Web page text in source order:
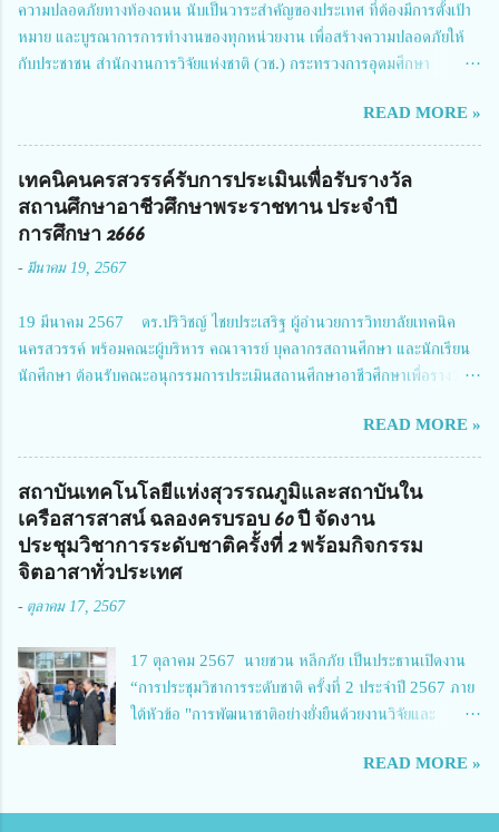
ความปลอดภัยทางท้องถนน นับเป็นวาระสำคัญของประเทศ ที่ต้องมีการตั้งเป้า
หมาย และบูรณาการการทำงานของทุกหน่วยงาน เพื่อสร้างความปลอดภัยให้
กับประชาชน สำนักงานการวิจัยแห่งชาติ (วช.) กระทรวงการอุดมศึกษา
สมาคมวิศวกรรมชีวการแพทย์ไทย จัดการประชุมเผยแพร่ผลการดำเนินงาน
โครงการการวิจัยเชิงปฏิบัติการโดยบูรณาการทุกภาคส่วน เพื่อลดอุบัติเหตุและ
การเสียชีวิตให้สอดคล้องกับเป้าหมายแผนแม่บทฉบับที่ 5 ในวันที่ 22 มีนาคม
2567 โดยมี ดร.วิภารัตน์ ดีอ่อง ผู้อำนวยการสำนักงานการวิจัยแห่งชาติ เป็น
ประธานในพิธีเปิดพร้อมให้นโยบายการผลักดันงานวิจัยเพื่อความปลอดภัยทาง
การประชุมในครั้งนี้ นางสาวสตตกมล เกียรติพานิช ผู้อำนวยการกองบริหารทุน
Richmond Stylish Convention Hotel จังหวัดนนทบุรี ดร.วิภารัตน์ ดีอ่อง
ผู้อำนวยการสำนักงานการวิจัยแห่งชาติ กล่าวว่า วช. ในฐานะหน่วยงานบริหาร
จัดการทุนวิจัยและนวัตกรรมได้เล็งเห็นถึงความสำคัญของกา...
READ MORE »
เทคนิคนครสวรรค์รับการประเมินเพื่อรับรางวัล
สถานศึกษาอาชีวศึกษาพระราชทาน ประจำปี
การศึกษา 2666
- มีนาคม 19, 2567
19 มีนาคม 2567 ดร.ปริวิชญ์ ไชยประเสริฐ ผู้อำนวยการวิทยาลัยเทคนิค
นครสวรรค์ พร้อมคณะผู้บริหาร คณาจารย์ บุคลากรสถานศึกษา และนักเรียน
นักศึกษา ต้อนรับคณะอนุกรรมการประเมินสถานศึกษาอาชีวศึกษาเพื่อรางวัล
นายจักรภพ เนวะมาตย์ ผู้อำนวยการวิทยาลัยเทคนิคตาก ประธานคณะอนุกร
รมการฯ 1.นายวณิชา คณะใน ผู้ทรงคุณวุฒิ 2.นายภัทธาวุธ โพธา ผู้อำนวย
การวิทยาลัยสารพัดช่างกำแพงเพชร 3.นางสาวหัตถาภรณ์ เสาร์เรือน ผู้อำนวย
การวิทยาลัยการอาชีพบ้านตาก 4.นางเพ็ญศรี ขุนทอง ผู้อำนวยการวิทยาลัย
การอาชีพรัตนประสิทธิ์วิทย์ 5.นายธเนศ คงวังทอง ผู้อำนวยการวิทยาลัย
เกษตรและเทคโนโลยีพิจิตร 6.นายชัยณรงค์ คชมาตย์ ผู้อำนวยการวิทยาลัย
8.นายณัฐกฤต ภูทวี รองผู้อำนวยการวิทยาลัยเทคนิคตาก นายจักรภพ กล่าว
ว่า วิทยาลัยเทคนิคนครสวรรค์เป็นสถานศึกษาขนาดใหญ่พิเศษ มีความเป็นมาที่
ยาวนาน มีบุคลากร นักเรียน นักศึกษาจำนวนมาก ต้องการควา...
READ MORE »
สถาบันเทคโนโลยีแห่งสุวรรณภูมิและสถาบันใน
เครือสารสาสน์ ฉลองครบรอบ 60 ปี จัดงาน
ประชุมวิชาการระดับชาติครั้งที่ 2 พร้อมกิจกรรม
จิตอาสาทั่วประเทศ
- ตุลาคม 17, 2567
17 ตุลาคม 2567 นายชวน หลีกภัย เป็นประธานเปิดงาน
“การประชุมวิชาการระดับชาติ ครั้งที่ 2 ประจำปี 2567 ภาย
ใต้หัวข้อ "การพัฒนาชาติอย่างยั่งยืนด้วยงานวิจัยและ
Technology National Conference 2024: 'Towards
READ MORE »